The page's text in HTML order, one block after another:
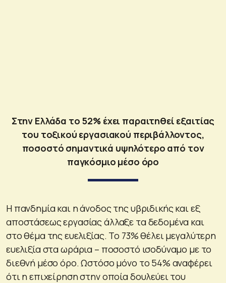
Στην Ελλάδα το 52% έχει παραιτηθεί εξαιτίας
του τοξικού εργασιακού περιβάλλοντος,
ποσοστό σημαντικά υψηλότερο από τον
παγκόσμιο μέσο όρο
H πανδημία και η άνοδος της υβριδικής και εξ
αποστάσεως εργασίας άλλαξε τα δεδομένα και
στο θέμα της ευελιξίας. Το 73% θέλει μεγαλύτερη
ευελιξία στα ωράρια – ποσοστό ισοδύναμο με το
διεθνή μέσο όρο. Ωστόσο μόνο το 54% αναφέρει
ότι η επιχείρηση στην οποία δουλεύει του